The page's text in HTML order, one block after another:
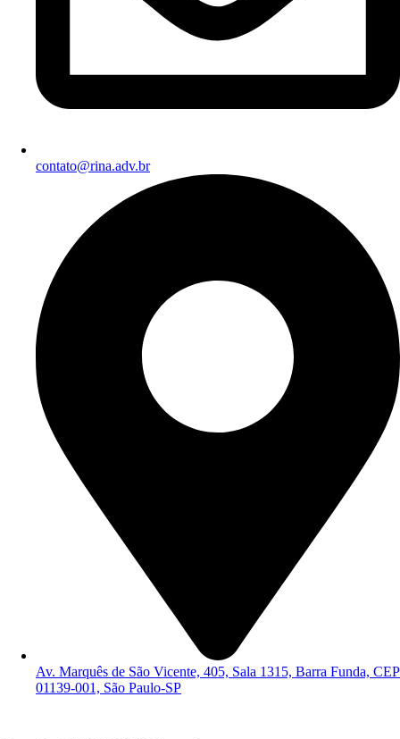
contato@rina.adv.br
Av. Marquês de São Vicente, 405, Sala 1315, Barra Funda, CEP
01139-001, São Paulo-SP